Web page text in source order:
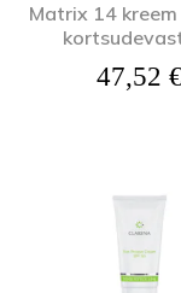
Matrix 14 kreem
47,52